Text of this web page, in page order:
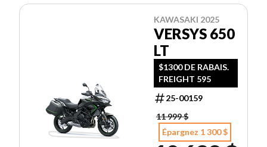
KAWASAKI 2025
VERSYS 650
LT
$1300 DE RABAIS.
FREIGHT 595
25-00159
11 999 $
Épargnez 1 300 $